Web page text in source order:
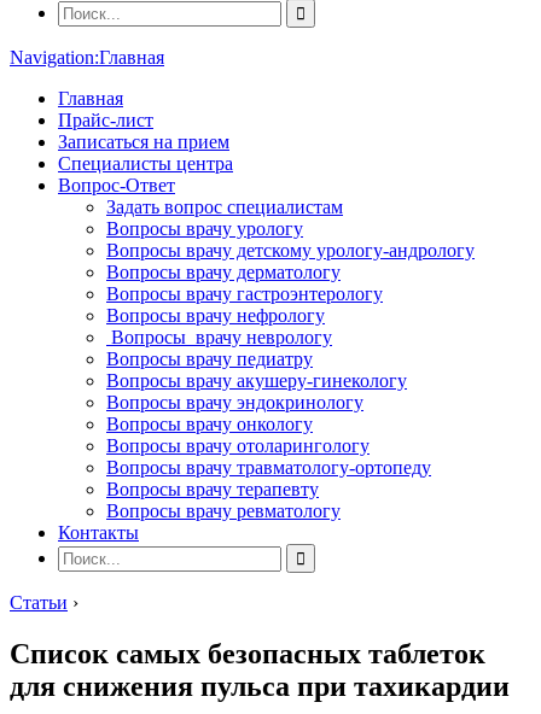
Navigation:Главная
Главная
Прайс-лист
Записаться на прием
Специалисты центра
Вопрос-Ответ
Задать вопрос специалистам
Вопросы врачу урологу
Вопросы врачу детскому урологу-андрологу
Вопросы врачу дерматологу
Вопросы врачу гастроэнтерологу
Вопросы врачу нефрологу
Вопросы врачу неврологу
Вопросы врачу педиатру
Вопросы врачу акушеру-гинекологу
Вопросы врачу эндокринологу
Вопросы врачу онкологу
Вопросы врачу отоларингологу
Вопросы врачу травматологу-ортопеду
Вопросы врачу терапевту
Вопросы врачу ревматологу
Контакты
Статьи ›
Список самых безопасных таблеток
для снижения пульса при тахикардии